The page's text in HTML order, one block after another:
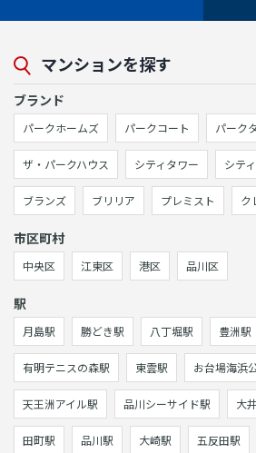
マンションを探す
ブランド
パークホームズ パークコート パーク
ザ・パークハウス シティタワー シテ
ブランズ ブリリア プレミスト ク
市区町村
中央区 江東区 港区 品川区
駅
月島駅 勝どき駅 八丁堀駅 豊洲駅
有明テニスの森駅 東雲駅 お台場海浜
天王洲アイル駅 品川シーサイド駅 大
田町駅 品川駅 大崎駅 五反田駅